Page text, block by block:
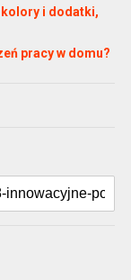
i dodatki,
pracy w domu?